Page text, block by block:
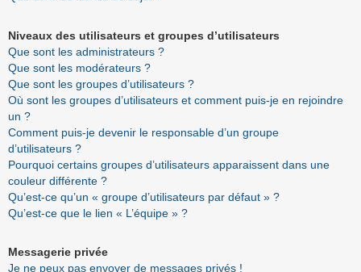
Niveaux des utilisateurs et groupes d’utilisateurs
Que sont les administrateurs ?
Que sont les modérateurs ?
Que sont les groupes d’utilisateurs ?
Où sont les groupes d’utilisateurs et comment puis-je en rejoindre
un ?
Comment puis-je devenir le responsable d’un groupe
d’utilisateurs ?
Pourquoi certains groupes d’utilisateurs apparaissent dans une
couleur différente ?
Qu’est-ce qu’un « groupe d’utilisateurs par défaut » ?
Qu’est-ce que le lien « L’équipe » ?
Messagerie privée
Je ne peux pas envoyer de messages privés !